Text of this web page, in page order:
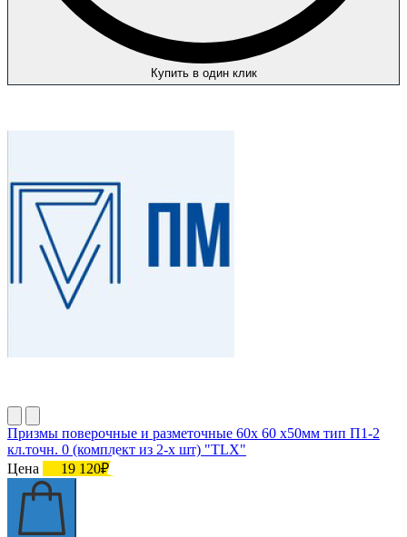
Купить в один клик
Призмы поверочные и разметочные 60х 60 х50мм тип П1-2
кл.точн. 0 (комплект из 2-х шт) "TLX"
Цена
19 120₽